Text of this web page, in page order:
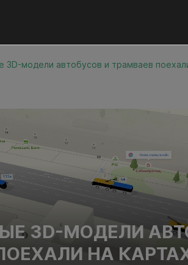
3D-модели автобусов и трамваев
3D-МОДЕЛИ
НА